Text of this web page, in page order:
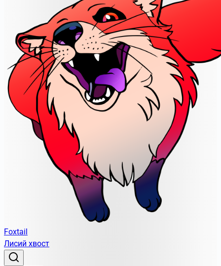
Foxtail
Лисий хвост